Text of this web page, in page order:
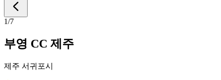
1/7
부영 CC 제주
제주 서귀포시